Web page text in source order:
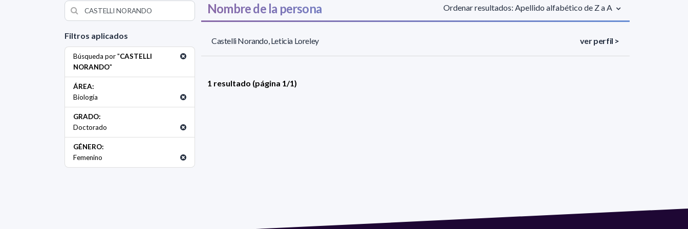
Filtros aplicados
Búsqueda por "CASTELLI
NORANDO"
ÁREA:
Biología
GRADO:
Doctorado
GÉNERO:
Femenino
Nombre de la persona Ordenar resultados: Apellido alfabético de Z a A
Castelli Norando, Leticia Loreley ver perfil >
1 resultado (página 1/1)